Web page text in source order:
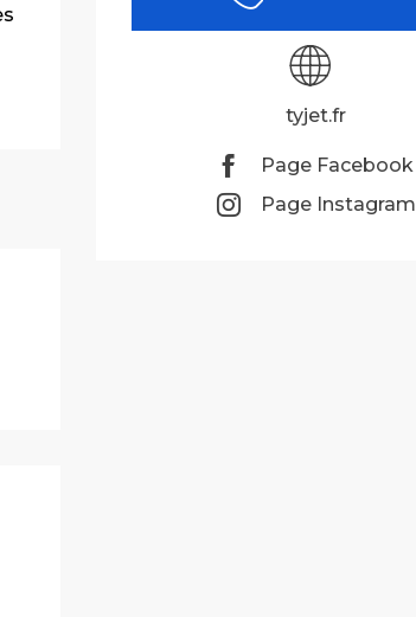
tyjet.fr
Page Facebook
Page Instagram